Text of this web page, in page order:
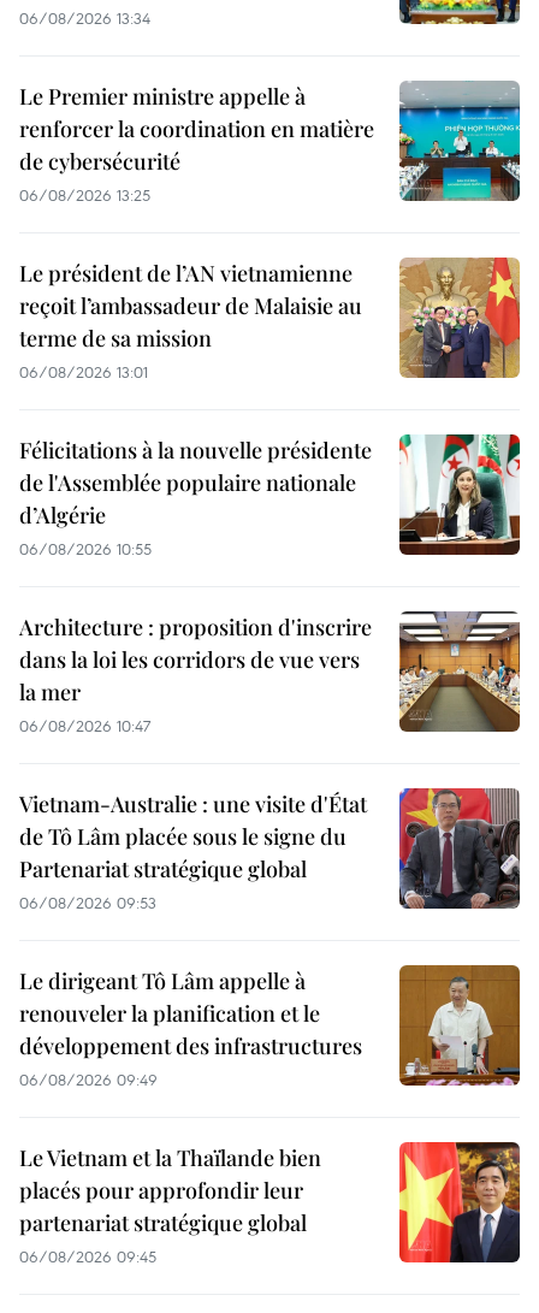
06/08/2026 13:34
Le Premier ministre appelle à
renforcer la coordination en matière
de cybersécurité
06/08/2026 13:25
Le président de l’AN vietnamienne
reçoit l’ambassadeur de Malaisie au
terme de sa mission
06/08/2026 13:01
Félicitations à la nouvelle présidente
de l'Assemblée populaire nationale
d’Algérie
06/08/2026 10:55
Architecture : proposition d'inscrire
dans la loi les corridors de vue vers
la mer
06/08/2026 10:47
Vietnam-Australie : une visite d'État
de Tô Lâm placée sous le signe du
Partenariat stratégique global
06/08/2026 09:53
Le dirigeant Tô Lâm appelle à
renouveler la planification et le
développement des infrastructures
06/08/2026 09:49
Le Vietnam et la Thaïlande bien
placés pour approfondir leur
partenariat stratégique global
06/08/2026 09:45